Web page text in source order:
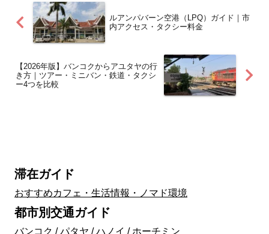
ルアンパバーン空港（LPQ）ガイド｜市
内アクセス・タクシー料金
【2026年版】バンコクからアユタヤの行
き方｜ツアー・ミニバン・鉄道・タクシ
ー4つを比較
滞在ガイド
おすすめカフェ・生活情報・ノマド環境
都市別交通ガイド
バンコク /パタヤ /ハノイ / ホーチミン